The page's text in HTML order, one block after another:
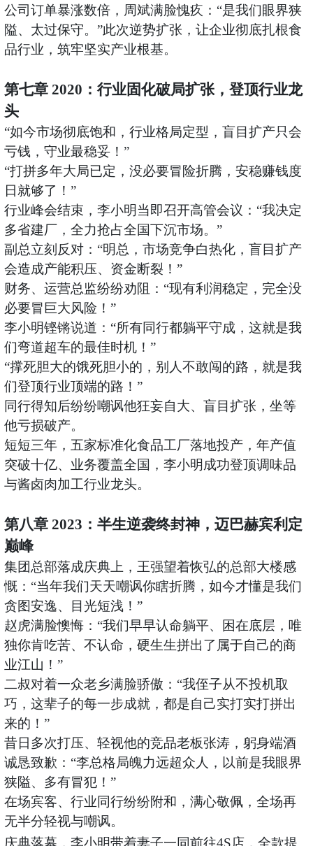
公司订单暴涨数倍，周斌满脸愧疚： “是我们眼界狭
隘、太过保守。”此次逆势扩张，让企业彻底扎根食
品行业，筑牢坚实产业根基。
第七章 2020：行业固化破局扩张，登顶行业龙
头
“如今市场彻底饱和，行业格局定型，盲目扩产只会
亏钱，守业最稳妥！”
“打拼多年大局已定，没必要冒险折腾，安稳赚钱度
日就够了！”
行业峰会结束，李小明当即召开高管会议： “我决定
多省建厂，全力抢占全国下沉市场。”
副总立刻反对： “明总，市场竞争白热化，盲目扩产
会造成产能积压、资金断裂！”
财务、运营总监纷纷劝阻： “现有利润稳定，完全没
必要冒巨大风险！”
李小明铿锵说道： “所有同行都躺平守成，这就是我
们弯道超车的最佳时机！”
“撑死胆大的饿死胆小的，别人不敢闯的路，就是我
们登顶行业顶端的路！”
同行得知后纷纷嘲讽他狂妄自大、盲目扩张，坐等
他亏损破产。
短短三年，五家标准化食品工厂落地投产，年产值
突破十亿、业务覆盖全国，李小明成功登顶调味品
与酱卤肉加工行业龙头。
第八章 2023：半生逆袭终封神，迈巴赫宾利定
巅峰
集团总部落成庆典上，王强望着恢弘的总部大楼感
慨： “当年我们天天嘲讽你瞎折腾，如今才懂是我们
贪图安逸、目光短浅！”
赵虎满脸懊悔： “我们早早认命躺平、困在底层，唯
独你肯吃苦、不认命，硬生生拼出了属于自己的商
业江山！”
二叔对着一众老乡满脸骄傲： “我侄子从不投机取
巧，这辈子的每一步成就，都是自己实打实打拼出
来的！”
昔日多次打压、轻视他的竞品老板张涛，躬身端酒
诚恳致歉： “李总格局魄力远超众人，以前是我眼界
狭隘、多有冒犯！”
在场宾客、行业同行纷纷附和，满心敬佩，全场再
无半分轻视与嘲讽。
庆典落幕，李小明带着妻子一同前往4S店，全款提